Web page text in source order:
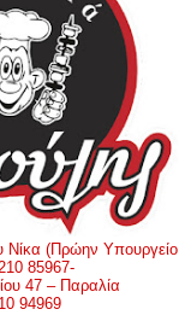
Νίκα (Πρώην Υπουργείο
85967-
47 – Παραλία
94969